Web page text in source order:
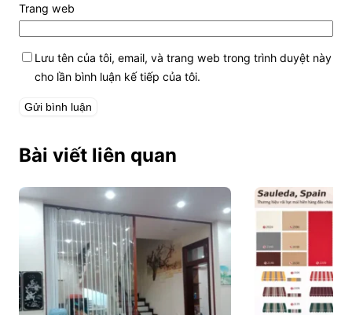
Trang web
Lưu tên của tôi, email, và trang web trong trình duyệt này
cho lần bình luận kế tiếp của tôi.
Bài viết liên quan